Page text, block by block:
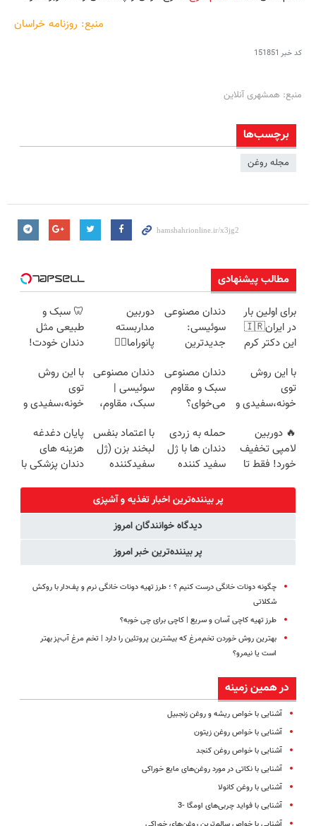
منبع: روزنامه خراسان
کد خبر 151851
منبع: همشهری آنلاین
برچسب‌ها
مجله روغن
مطالب پیشنهادی
برای اولین بار
در ایران🇮🇷
این دکتر کرم
روزه ساخت!
دندان مصنوعی
سوئیسی:
جدیدترین
سبک و مقاوم |
پرداخت قسطی
دوربین
مداربسته
پانوراما👈🏻
360°و سازگار با
اندروید و ios
🦷 سبک و
طبیعی مثل
دندان خودت!
پرداخت
اقساطی 💳 📍
تهران
با این روش
توی
خونه،سفیدی و
برگردون
(40%off)
دندان مصنوعی
سبک و مقاوم
می‌خوای؟
اقساطی هم
داریم!😍 | 📍
تهران
دندان مصنوعی
سوئیسی |
سبک، مقاوم،
رایگان+پرداخت
اقساطی😍
با این روش
توی
خونه،سفیدی و
برگردون(40%off)
🔥 دوربین
لامپی تخفیف
خورد! فقط تا
حمله به زردی
دندان ها با ژل
سفید کننده
خرید40%تخفیف
با اعتماد بنفس
لبخند بزن (ژل
سفیدکننده
پایان دغدغه
هزینه های
دندان پزشکی با
پر بیننده‌ترین اخبار تغذیه و آشپزی
دیدگاه خوانندگان امروز
پر بیننده‌ترین خبر امروز
چگونه دونات خانگی درست کنیم ؟ ؛ طرز تهیه دونات خانگی نرم و پف‌دار با روکش
شکلاتی
طرز تهیه کاچی آسان و سریع | کاچی برای چی خوبه؟
بهترین روش خوردن تخم‌مرغ که بیشترین پروتئین را دارد | تخم مرغ آب‌پز بهتر
است یا نیمرو؟
در همین زمینه
آشنایی با خواص ریشه و روغن زنجبیل
آشنایی با خواص روغن زیتون
آشنایی با خواص روغن کنجد
آشنایی با نکاتی در مورد روغن‌‌های مایع خوراکی
آشنایی با روغن کانولا
آشنایی با فواید چربی‌های اومگا -3